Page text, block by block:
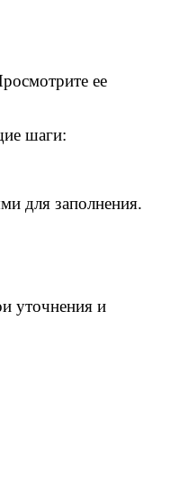
ее
шаги:
для заполнения.
уточнения и